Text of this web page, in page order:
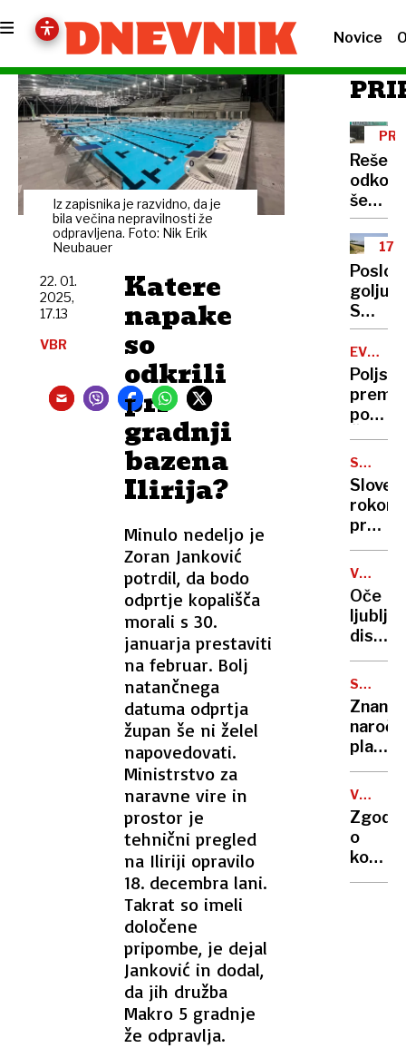
Novice
Iz zapisnika je razvidno, da je
bila večina nepravilnosti že
odpravljena. Foto: Nik Erik
Neubauer
Katere
napake
so
odkrili
pri
gradnji
bazena
Ilirija?
Minulo nedeljo je
Zoran Janković
potrdil, da bodo
odprtje kopališča
morali s 30.
januarja prestaviti
na februar. Bolj
natančnega
datuma odprtja
župan še ni želel
napovedovati.
Ministrstvo za
naravne vire in
prostor je
tehnični pregled
na Iliriji opravilo
18. decembra lani.
Takrat so imeli
določene
pripombe, je dejal
Janković in dodal,
da jih družba
Makro 5 gradnje
že odpravlja.
22. 01.
2025,
17.13
VBR
še
''Za
bomo
17
S
do
750
tisoč
evrov
Poljski
poziva:
Če
želi
Evropa
se
mora
s
34:23
V
SLOVO
Oče
diska,
kjer
naj
bi se
tudi
Janez
Janša
in
Knavs
OGLASI
Znan
ki so
V
SLIKI
o
koncu
druge